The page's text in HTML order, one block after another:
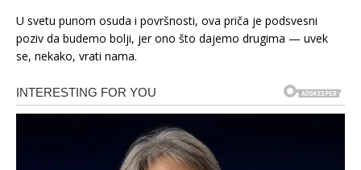
U svetu punom osuda i površnosti, ova priča je podsvesni
poziv da budemo bolji, jer ono što dajemo drugima — uvek
se, nekako, vrati nama.